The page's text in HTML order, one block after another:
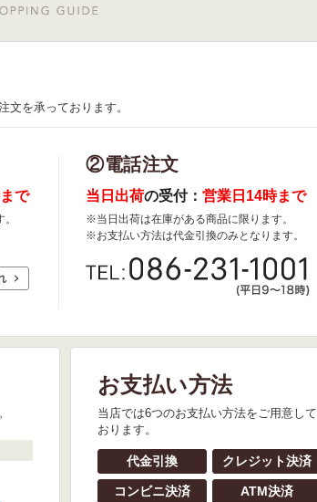
文を承っております。
で
②電話注文
当日出荷の受付： 営業日14時まで
※当日出荷は在庫がある商品に限ります。
※お支払い方法は代金引換のみとなります。
お支払い方法
当店では6つのお支払い方法をご用意して
おります。
代金引換 クレジット決済
コンビニ決済 ATM決済